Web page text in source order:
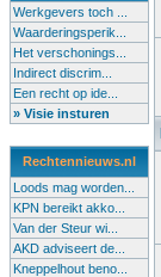
Werkgevers toch ...
Waarderingsperik...
Het verschonings...
Indirect discrim...
Een recht op ide...
» Visie insturen
Rechtennieuws.nl
Loods mag worden...
KPN bereikt akko...
Van der Steur wi...
AKD adviseert de...
Kneppelhout beno...